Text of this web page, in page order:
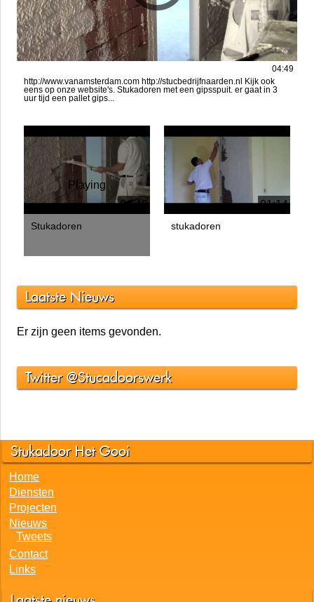
04:49
http://www.vanamsterdam.com http://stucbedrijfnaarden.nl Kijk ook
eens op onze website's. Stukadoren met een gipsspuit. er gaat in 3
uur tijd een pallet gips...
Stukadoren
Playing
Laatste Nieuws
Twitter @Stucadoorswerk
Stukadoor Het Gooi
Home
Diensten
Nieuws